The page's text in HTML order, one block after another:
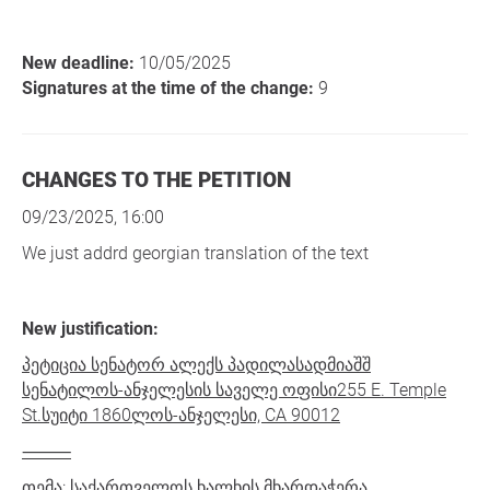
New deadline: 10/05/2025
Signatures at the time of the change: 9
CHANGES TO THE PETITION
09/23/2025, 16:00
We just addrd georgian translation of the text
New justification:
პეტიცია სენატორ ალექს პადილასადმიაშშ
სენატილოს-ანჯელესის საველე ოფისი255 E. Temple
St.სუიტი 1860ლოს-ანჯელესი, CA 90012
⸻